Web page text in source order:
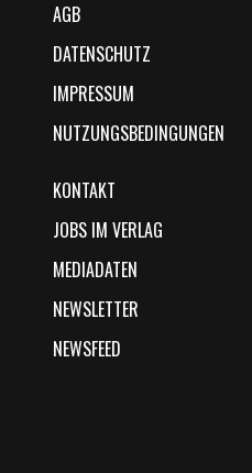
AGB
DATENSCHUTZ
IMPRESSUM
NUTZUNGSBEDINGUNGEN
KONTAKT
JOBS IM VERLAG
MEDIADATEN
NEWSLETTER
NEWSFEED